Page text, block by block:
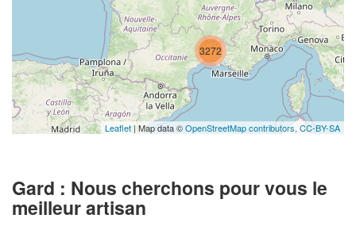
3272
Leaflet | Map data ©OpenStreetMap contributors, CC-BY-SA
Gard : Nous cherchons pour vous le
meilleur artisan